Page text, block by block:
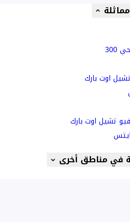
اوت بارك
تشيل اوت بارك
في مناطق أخرى